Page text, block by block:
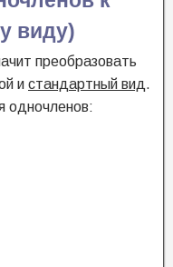
виду)
преобразовать
и стандартный вид.
одночленов: